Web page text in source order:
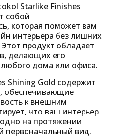
Starlike Finishes
собой
которая поможет вам
интерьера без лишних
продукт обладает
делающих его
дома или офиса.
Shining Gold содержит
обеспечивающие
к внешним
что ваш интерьер
на протяжении
первоначальный вид.